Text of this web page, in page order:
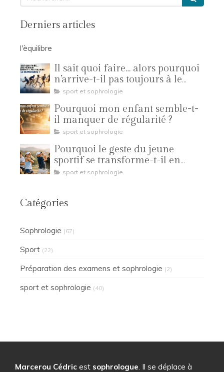
Derniers articles
l'èquilibre
Il sait quoi faire… alors pourquoi
n’arrive-t-il pas toujours à le
reproduire ?
sport et sophrologie
Pourquoi mon enfant semble-t-
il manquer de régularité ?
sport et sophrologie
Pourquoi le geste du jeune
sportif se transforme-t-il en
compétition ?
sport et sophrologie
Catégories
Sophrologie (67)
Sport (22)
Préparation des examens et sophrologie (2)
sport et sophrologie (40)
Marcerou Cédric est sophrologue. Il se déplace à